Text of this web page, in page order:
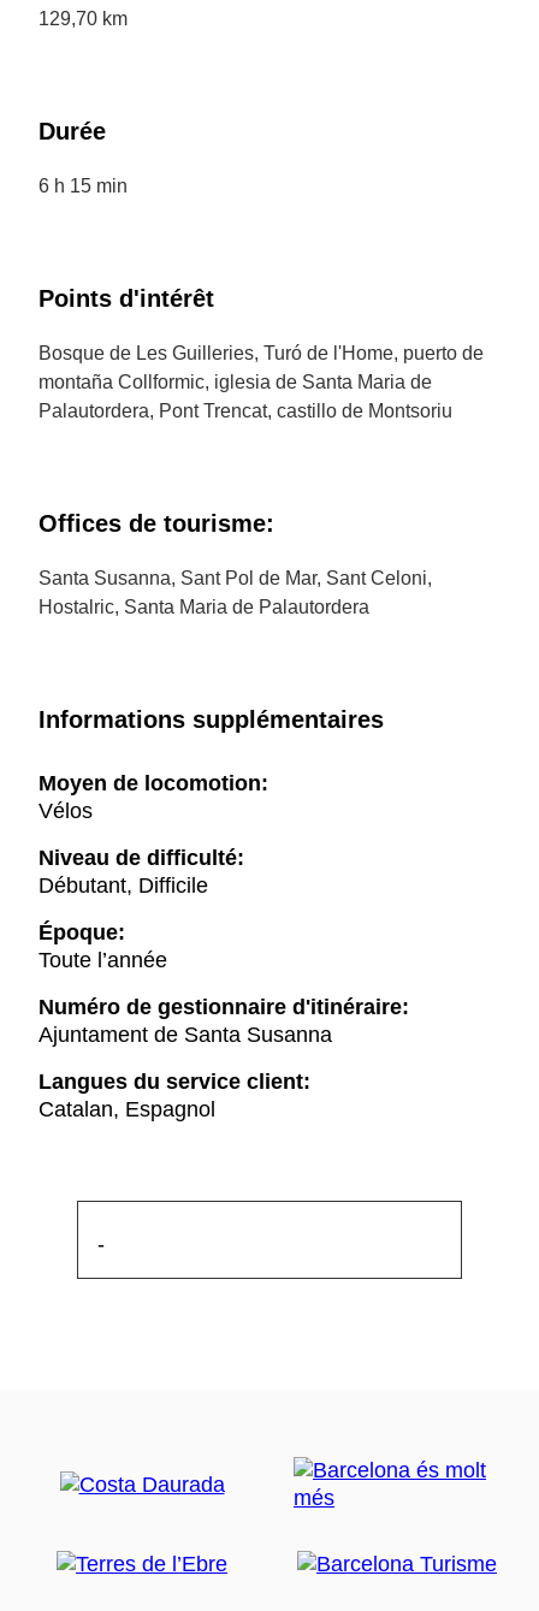
129,70 km
Durée
6 h 15 min
Points d'intérêt
Bosque de Les Guilleries, Turó de l'Home, puerto de
montaña Collformic, iglesia de Santa Maria de
Palautordera, Pont Trencat, castillo de Montsoriu
Offices de tourisme:
Santa Susanna, Sant Pol de Mar, Sant Celoni,
Hostalric, Santa Maria de Palautordera
Informations supplémentaires
Moyen de locomotion:
Vélos
Niveau de difficulté:
Débutant, Difficile
Époque:
Toute l’année
Numéro de gestionnaire d'itinéraire:
Ajuntament de Santa Susanna
Langues du service client:
Catalan, Espagnol
-